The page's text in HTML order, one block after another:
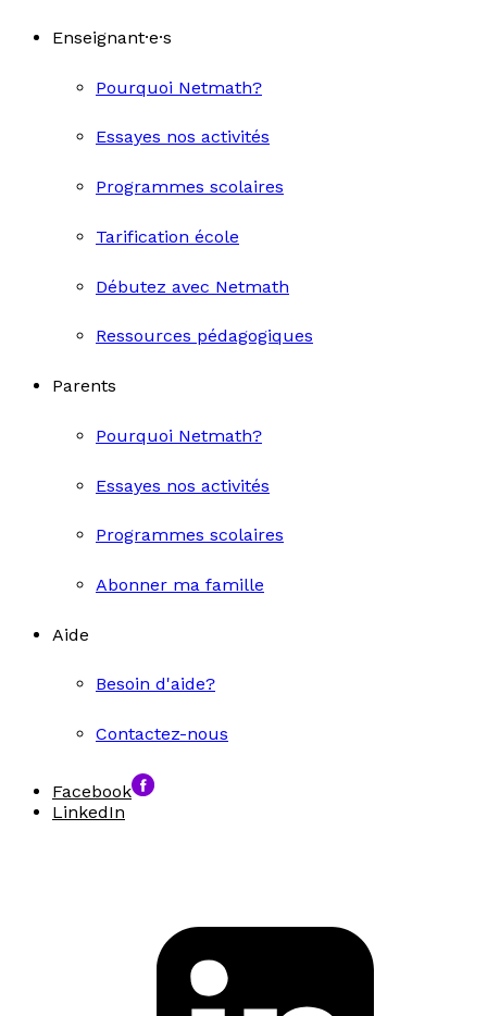
Enseignant·e·s
Pourquoi Netmath?
Essayes nos activités
Programmes scolaires
Tarification école
Débutez avec Netmath
Ressources pédagogiques
Parents
Pourquoi Netmath?
Essayes nos activités
Programmes scolaires
Abonner ma famille
Aide
Besoin d'aide?
Contactez-nous
Facebook
LinkedIn